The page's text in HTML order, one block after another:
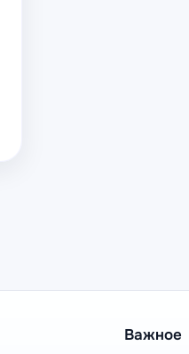
Важное